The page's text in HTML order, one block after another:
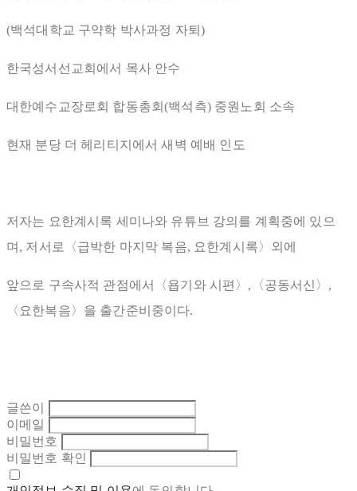
(백석대학교 구약학 박사과정 자퇴)
한국성서선교회에서 목사 안수
대한예수교장로회 합동총회(백석측) 중원노회 소속
현재 분당 더 헤리티지에서 새벽 예배 인도
저자는 요한계시록 세미나와 유튜브 강의를 계획중에 있으
며, 저서로〈급박한 마지막 복음, 요한계시록〉외에
앞으로 구속사적 관점에서〈욥기와 시편〉,〈공동서신〉,
〈요한복음〉을 출간준비중이다.
글쓴이
이메일
비밀번호
비밀번호 확인